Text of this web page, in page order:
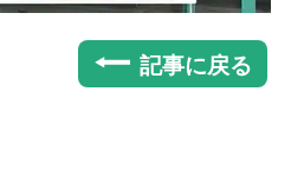
記事に戻る